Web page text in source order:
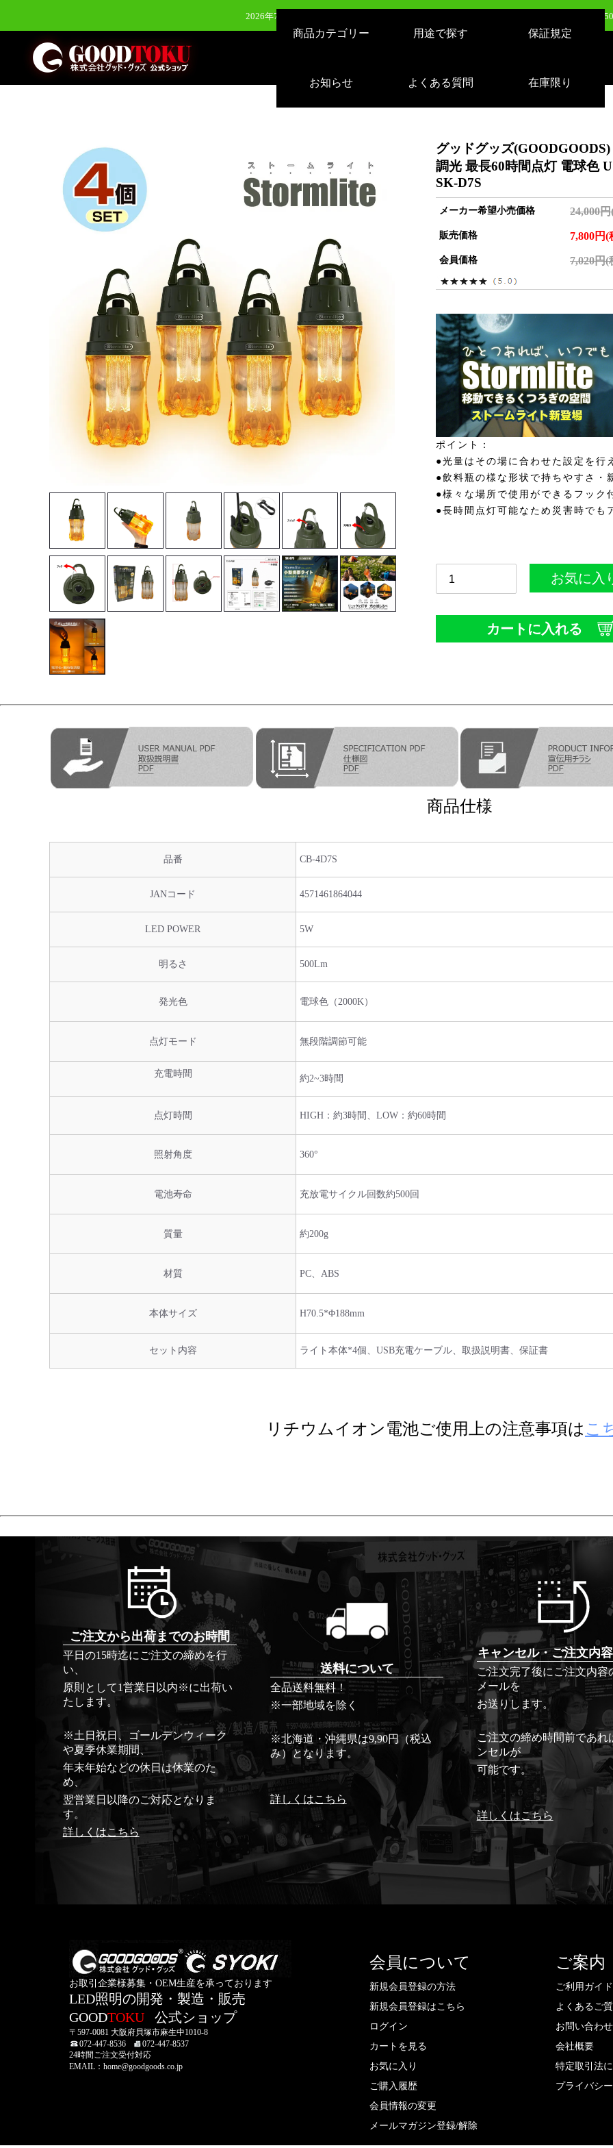
2026年7月28日（火）新発売：500W LEDバルーンライト AirGlowエアグロウ EVO KT-
2026年6月24日（水）新発売：LEDサーチライト 充電式 10000lm 1500m遠距離照射 スタンドつき
2026年8月3日（月）新発売：逆富士形 40W形/24W切り替え 4800lm 天井照明 LD-24-
商品カテゴリー 用途で探す 保証規定
お知らせ よくある質問 在庫限り
グッドグッズ
調光 最長60時間点灯 電球色
SK-D7S
メーカー希望小売価格 24,000
販売価格 7,800円(
会員価格 7,020円(
ポイント：
●光量はその場に合わせた設定を行
●飲料瓶の様な形状で持ちやすさ・
●様々な場所で使用ができるフック
●長時間点灯可能なため災害時でも
お気に入
カートに入れる
商品仕様
品番 CB-4D7S
JANコード 4571461864044
LED POWER 5W
明るさ 500Lm
発光色 電球色（2000K）
点灯モード 無段階調節可能
充電時間 約2~3時間
点灯時間 HIGH：約3時間、LOW：約60時間
照射角度 360°
電池寿命 充放電サイクル回数約500回
質量 約200g
材質 PC、ABS
本体サイズ H70.5*Φ188mm
セット内容 ライト本体*4個、USB充電ケーブル、取扱説明書、保証書
リチウムイオン電池ご使用上の注意事項は こ
ご注文から出荷までのお時間
平日の15時迄にご注文の締めを行
い、
原則として1営業日以内※に出荷い
たします。
※土日祝日、ゴールデンウィーク
や夏季休業期間、
年末年始などの休日は休業のた
め、
翌営業日以降のご対応となりま
す。
詳しくはこちら
送料について
全品送料無料！
※一部地域を除く
※北海道・沖縄県は9,90円（税込
み）となります。
詳しくはこちら
キャンセル・ご注文内
ご注文完了後にご注文内容
メールを
お送りします。
ご注文の締め時間前であれ
ンセルが
可能です。
詳しくはこちら
お取引企業様募集・OEM生産を承っております
LED照明の開発・製造・販売
GOODTOKU 公式ショップ
〒597-0081 大阪府貝塚市麻生中1010-8
072-447-8536
072-447-8537
24時間ご注文受付対応
EMAIL：home@goodgoods.co.jp
会員について
新規会員登録の方法
新規会員登録はこちら
ログイン
カートを見る
お気に入り
ご購入履歴
会員情報の変更
メールマガジン登録/解除
ご案内
ご利用ガイド
よくあるご
お問い合わせ
会社概要
特定取引法
プライバシ